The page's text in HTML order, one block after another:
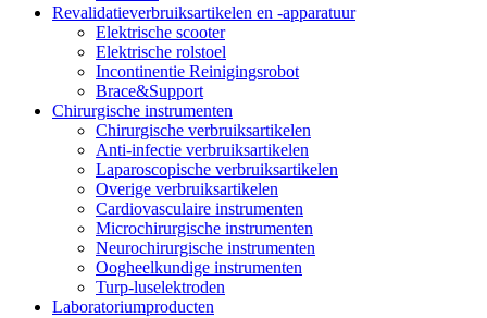
Revalidatieverbruiksartikelen en -apparatuur
Elektrische scooter
Elektrische rolstoel
Incontinentie Reinigingsrobot
Brace&Support
Chirurgische instrumenten
Chirurgische verbruiksartikelen
Anti-infectie verbruiksartikelen
Laparoscopische verbruiksartikelen
Overige verbruiksartikelen
Cardiovasculaire instrumenten
Microchirurgische instrumenten
Neurochirurgische instrumenten
Oogheelkundige instrumenten
Turp-luselektroden
Laboratoriumproducten